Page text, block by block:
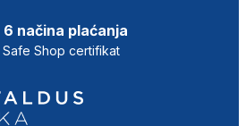
načina plaćanja
Shop certifikat